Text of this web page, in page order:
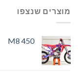
מוצרים שנצפו
M8 450